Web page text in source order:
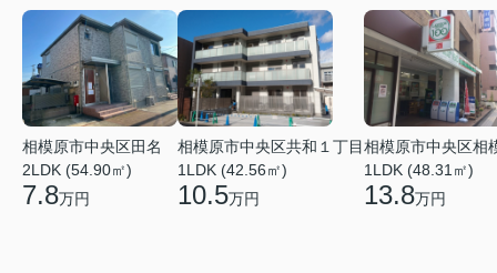
相模原市中央区田名
2LDK (54.90㎡)
7.8万円
相模原市中央区共和１丁目
1LDK (42.56㎡)
10.5万円
相模原市中央区相
1LDK (48.31㎡)
13.8万円